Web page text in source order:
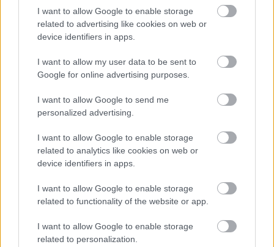
I want to allow Google to enable storage
related to advertising like cookies on web or
device identifiers in apps.
I want to allow my user data to be sent to
Google for online advertising purposes.
I want to allow Google to send me
personalized advertising.
I want to allow Google to enable storage
related to analytics like cookies on web or
device identifiers in apps.
I want to allow Google to enable storage
related to functionality of the website or app.
I want to allow Google to enable storage
related to personalization.
Kaj mislim s kultiviranostjo? Robat start-stop zagon,
neodločnost pri upočasnjevanju in ponovnem
tekočo vožnjo pa potem deluje precej bolj elegantno.
3 / 7